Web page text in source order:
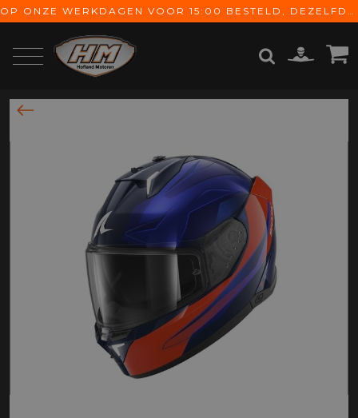
OP ONZE WERKDAGEN VOOR 15:00 BESTELD, DEZELFDE DAG VERZONDEN! GRATIS VERZENDING VANAF € 65,-